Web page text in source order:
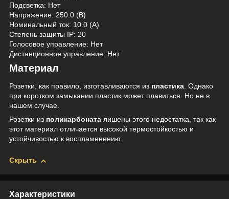
Подсветка: Нет
Напряжение: 250.0 (В)
Номинальный ток: 10.0 (А)
Степень защиты IP: 20
Голосовое управление: Нет
Дистанционное управление: Нет
Материал
Розетки, как правило, изготавливаются из пластика. Однако
при коротком замыкании пластик может плавиться. Но не в
нашем случае.
Розетки из поликарбоната лишены этого недостатка, так как
этот материал отличается высокой термостойкостью и
устойчивостью к воспламенению.
Скрыть
Характеристики